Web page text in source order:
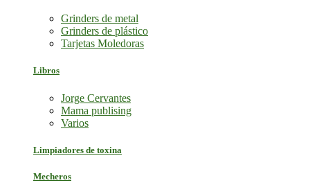
Grinders de metal
Grinders de plástico
Tarjetas Moledoras
Libros
Jorge Cervantes
Mama publising
Varios
Limpiadores de toxina
Mecheros